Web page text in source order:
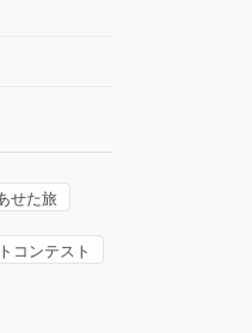
せた旅
コンテスト